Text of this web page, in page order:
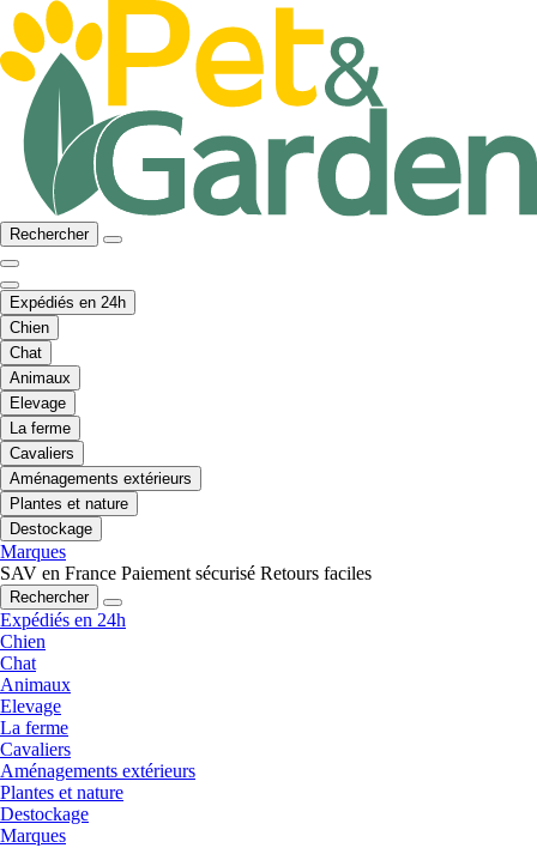
Rechercher
Expédiés en 24h
Chien
Chat
Animaux
Elevage
La ferme
Cavaliers
Aménagements extérieurs
Plantes et nature
Destockage
Marques
SAV en France Paiement sécurisé Retours faciles
Rechercher
Expédiés en 24h
Chien
Chat
Animaux
Elevage
La ferme
Cavaliers
Aménagements extérieurs
Plantes et nature
Destockage
Marques